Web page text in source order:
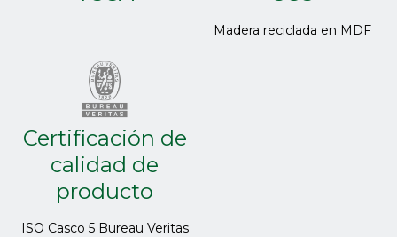
Madera reciclada en MDF
Certificación de
calidad de
producto
ISO Casco 5 Bureau Veritas